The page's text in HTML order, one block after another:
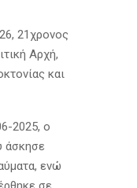
21χρονος
Αρχή,
και
2025, ο
άσκησε
ενώ